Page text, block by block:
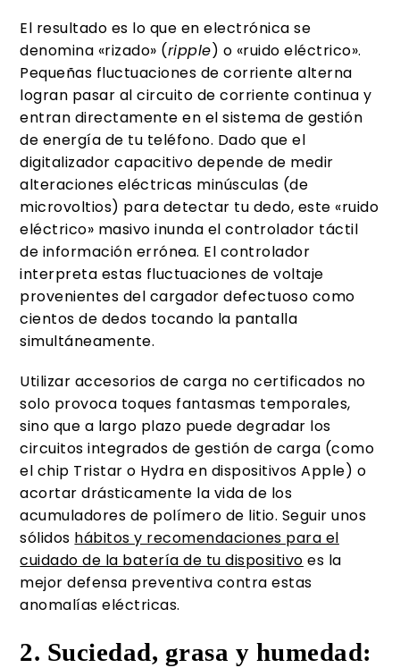
El resultado es lo que en electrónica se
denomina «rizado» (ripple) o «ruido eléctrico».
Pequeñas fluctuaciones de corriente alterna
logran pasar al circuito de corriente continua y
entran directamente en el sistema de gestión
de energía de tu teléfono. Dado que el
digitalizador capacitivo depende de medir
alteraciones eléctricas minúsculas (de
microvoltios) para detectar tu dedo, este «ruido
eléctrico» masivo inunda el controlador táctil
de información errónea. El controlador
interpreta estas fluctuaciones de voltaje
provenientes del cargador defectuoso como
cientos de dedos tocando la pantalla
simultáneamente.
Utilizar accesorios de carga no certificados no
solo provoca toques fantasmas temporales,
sino que a largo plazo puede degradar los
circuitos integrados de gestión de carga (como
el chip Tristar o Hydra en dispositivos Apple) o
acortar drásticamente la vida de los
acumuladores de polímero de litio. Seguir unos
sólidos hábitos y recomendaciones para el
cuidado de la batería de tu dispositivo es la
mejor defensa preventiva contra estas
anomalías eléctricas.
2. Suciedad, grasa y humedad: